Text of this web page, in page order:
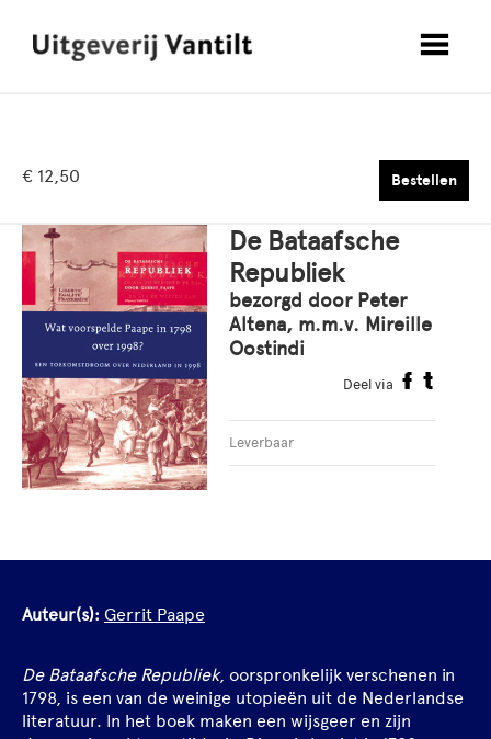
€ 12,50 Bestellen
De Bataafsche
Republiek
bezorgd door Peter
Altena, m.m.v. Mireille
Oostindi
Deel via
Leverbaar
Auteur(s): Gerrit Paape
De Bataafsche Republiek, oorspronkelijk verschenen in
1798, is een van de weinige utopieën uit de Nederlandse
literatuur. In het boek maken een wijsgeer en zijn